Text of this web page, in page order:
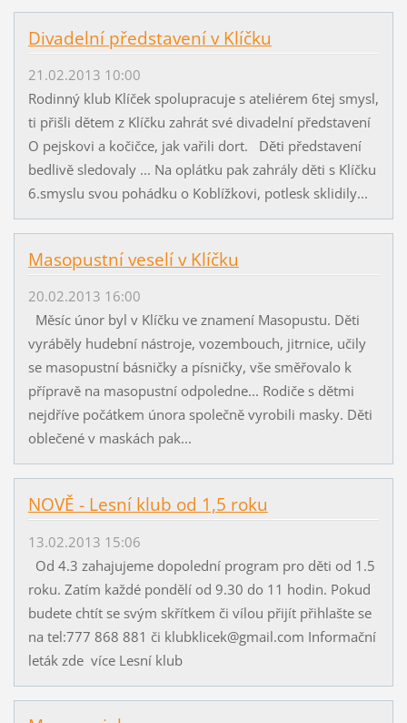
Divadelní představení v Klíčku
21.02.2013 10:00
Rodinný klub Klíček spolupracuje s ateliérem 6tej smysl,
ti přišli dětem z Klíčku zahrát své divadelní představení
O pejskovi a kočičce, jak vařili dort. Děti představení
bedlivě sledovaly ... Na oplátku pak zahrály děti s Klíčku
6.smyslu svou pohádku o Koblížkovi, potlesk sklidily...
Masopustní veselí v Klíčku
20.02.2013 16:00
Měsíc únor byl v Klíčku ve znamení Masopustu. Děti
vyráběly hudební nástroje, vozembouch, jitrnice, učily
se masopustní básničky a písničky, vše směřovalo k
přípravě na masopustní odpoledne... Rodiče s dětmi
nejdříve počátkem února společně vyrobili masky. Děti
oblečené v maskách pak...
NOVĚ - Lesní klub od 1,5 roku
13.02.2013 15:06
Od 4.3 zahajujeme dopolední program pro děti od 1.5
roku. Zatím každé pondělí od 9.30 do 11 hodin. Pokud
budete chtít se svým skřítkem či vílou přijít přihlašte se
na tel:777 868 881 či klubklicek@gmail.com Informační
leták zde více Lesní klub